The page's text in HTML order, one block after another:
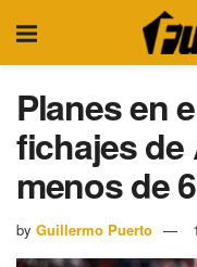
Planes en
fichajes de
menos de
by Guillermo Puerto